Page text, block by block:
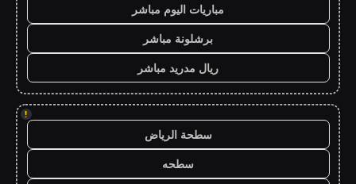
مباريات اليوم مباشر
برشلونة مباشر
ريال مدريد مباشر
!
سطحة الرياض
سطحه